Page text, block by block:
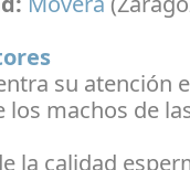
su atención
los machos de
la calidad